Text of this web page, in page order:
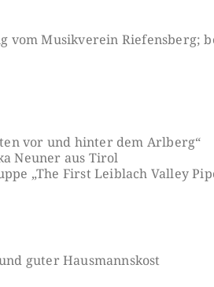
vom Musikverein Riefensberg;
vor und hinter dem Arlberg“
Neuner aus Tirol
„The First Leiblach Valley
guter Hausmannskost